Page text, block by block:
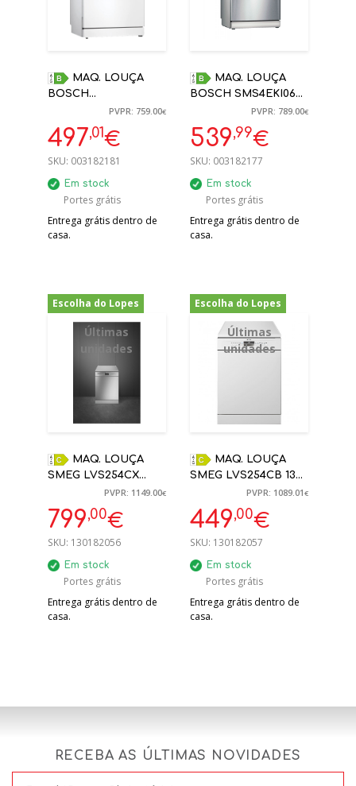
BOSCH
SMS4EMW06E
BRANCO 14
CONJUNTOS
PVPR: 759.00€
497,01€
SKU: 003182181
Em stock
Portes grátis
Entrega grátis dentro de
casa.
BOSCH SMS4EKI06E
13 TALHERES INOX B
HOME CONNECT
PVPR: 789.00€
539,99€
SKU: 003182177
Em stock
Portes grátis
Entrega grátis dentro de
casa.
Escolha do Lopes
Últimas
unidades
-30%
SMEG LVS254CX
LIVRE, AÇO INOX, 60
CM
PVPR: 1149.00€
799,00€
SKU: 130182056
Em stock
Portes grátis
Entrega grátis dentro de
casa.
Escolha do Lopes
Últimas
unidades
-59%
SMEG LVS254CB 13
TALHERES BRANCA
60 CM
PVPR: 1089.01€
449,00€
SKU: 130182057
Em stock
Portes grátis
Entrega grátis dentro de
casa.
RECEBA AS ÚLTIMAS NOVIDADES